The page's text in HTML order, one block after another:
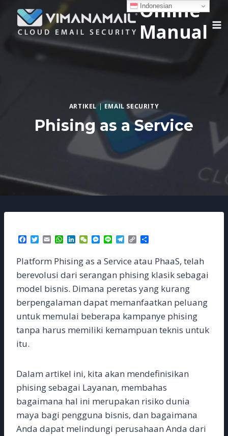
content
Online
Manual
ARTIKEL| EMAIL SECURITY
Phising as a Service
e
b
o
o
T
t
t
e
r
E
a
i
l
W
a
t
s
A
p
L
k
e
d
I
W
h
a
t
M
s
e
n
g
r
L
e
T
e
g
r
a
C
p
y
L
i
n
k
r
e
Platform Phising as a Service atau PhaaS, telah
berevolusi dari serangan phising klasik sebagai
model bisnis. Dimana peretas yang kurang
berpengalaman dapat memanfaatkan peluang
untuk memulai beberapa kampanye phising
tanpa harus memiliki kemampuan teknis untuk
itu.
Dalam artikel ini, kita akan mendefinisikan
phising sebagai Layanan, membahas
bagaimana hal ini merupakan risiko dunia
maya bagi pengguna bisnis, dan bagaimana
Anda dapat melindungi perusahaan Anda dari
Indonesian